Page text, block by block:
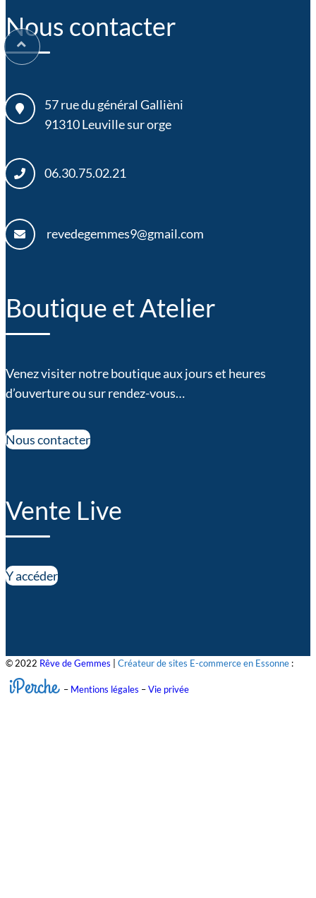
Nous contacter
57 rue du général Gallièni
91310Leuville sur orge
06.30.75.02.21
revedegemmes9@gmail.com
Boutique et Atelier
Venez visiter notre boutique aux jours et heures
d’ouverture ou sur rendez-vous…
Nous contacter
Vente Live
Y accéder
© 2022 Rêve de Gemmes Créateur de sites E-commerce en Essonne :
iPerche – Mentions légales –Vie privée